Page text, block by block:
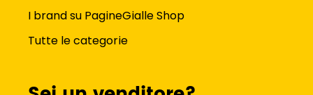
I brand su PagineGialle Shop
Tutte le categorie